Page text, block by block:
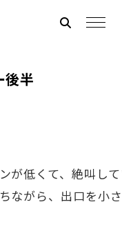
後半
が低くて、絶叫し
ながら、出口を小